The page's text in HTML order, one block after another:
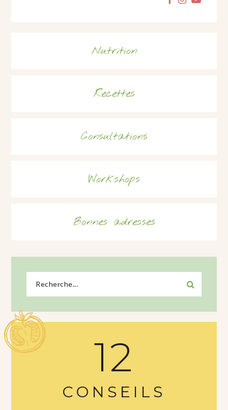
Nutrition
Recettes
Consultations
Workshops
Bonnes adresses
12
CONSEILS